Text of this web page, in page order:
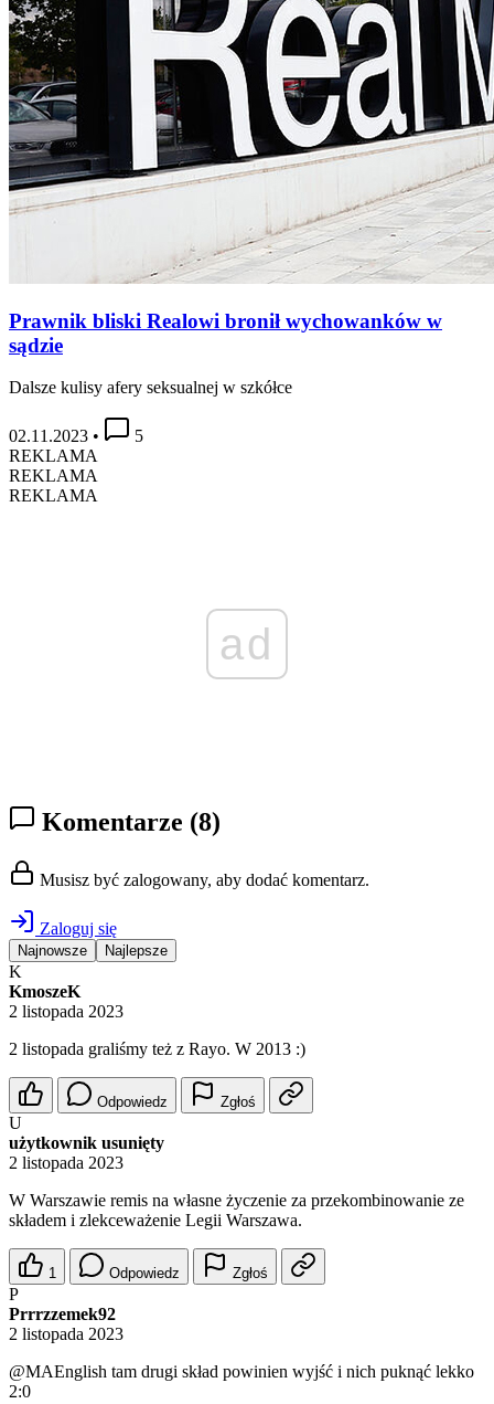
Prawnik bliski Realowi bronił wychowanków w
sądzie
Dalsze kulisy afery seksualnej w szkółce
02.11.2023 •
5
REKLAMA
REKLAMA
REKLAMA
ad
Komentarze (8)
Musisz być zalogowany, aby dodać komentarz.
Zaloguj się
Najnowsze Najlepsze
K
KmoszeK
2 listopada 2023
2 listopada graliśmy też z Rayo. W 2013 :)
Odpowiedz Zgłoś
U
użytkownik usunięty
2 listopada 2023
W Warszawie remis na własne życzenie za przekombinowanie ze
składem i zlekceważenie Legii Warszawa.
1 Odpowiedz Zgłoś
P
Prrrzzemek92
2 listopada 2023
@MAEnglish tam drugi skład powinien wyjść i nich puknąć lekko
2:0